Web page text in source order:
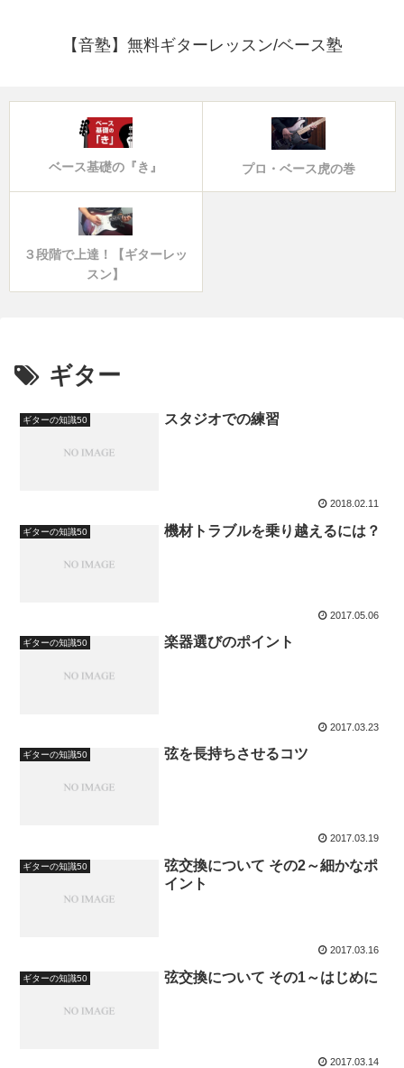
【音塾】無料ギターレッスン/ベース塾
ベース基礎の『き』 プロ・ベース虎の巻
３段階で上達！【ギターレッ
スン】
ギター
ギターの知識50 スタジオでの練習
2018.02.11
ギターの知識50 機材トラブルを乗り越えるには？
2017.05.06
ギターの知識50 楽器選びのポイント
2017.03.23
ギターの知識50 弦を長持ちさせるコツ
2017.03.19
ギターの知識50
弦交換について その2～細かなポ
イント
2017.03.16
ギターの知識50 弦交換について その1～はじめに
2017.03.14